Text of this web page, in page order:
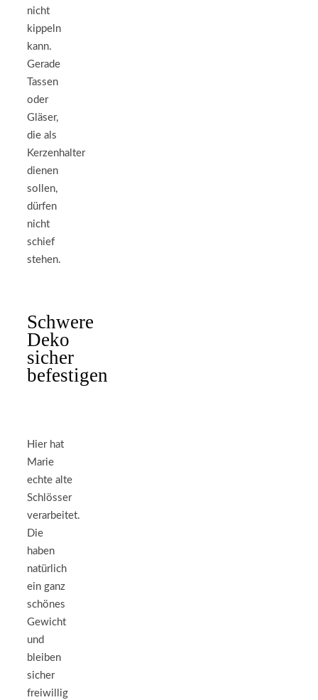
nicht
kippeln
kann.
Gerade
Tassen
oder
Gläser,
die als
Kerzenhalter
dienen
sollen,
dürfen
nicht
schief
stehen.
Schwere
Deko
sicher
befestigen
Hier hat
Marie
echte alte
Schlösser
verarbeitet.
Die
haben
natürlich
ein ganz
schönes
Gewicht
und
bleiben
sicher
freiwillig